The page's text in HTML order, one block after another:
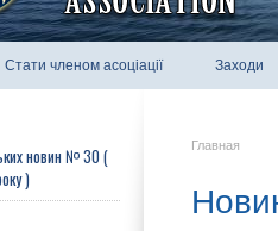
Стати членом асоціації Заходи
новин № 30 (
)
Главная